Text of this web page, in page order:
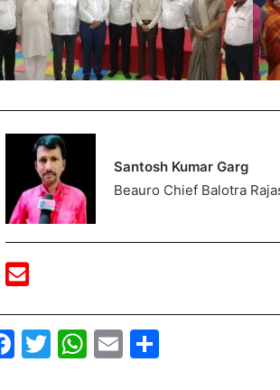
Santosh Kumar Garg
Beauro Chief Balotra
F
T
W E